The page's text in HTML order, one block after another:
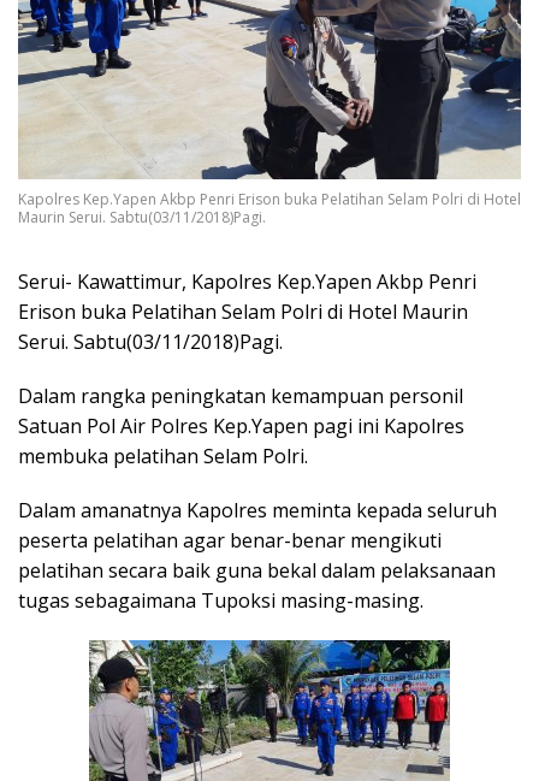
Kapolres Kep.Yapen Akbp Penri Erison buka Pelatihan Selam Polri di Hotel
Maurin Serui. Sabtu(03/11/2018)Pagi.
Serui- Kawattimur, Kapolres Kep.Yapen Akbp Penri
Erison buka Pelatihan Selam Polri di Hotel Maurin
Serui. Sabtu(03/11/2018)Pagi.
Dalam rangka peningkatan kemampuan personil
Satuan Pol Air Polres Kep.Yapen pagi ini Kapolres
membuka pelatihan Selam Polri.
Dalam amanatnya Kapolres meminta kepada seluruh
peserta pelatihan agar benar-benar mengikuti
pelatihan secara baik guna bekal dalam pelaksanaan
tugas sebagaimana Tupoksi masing-masing.